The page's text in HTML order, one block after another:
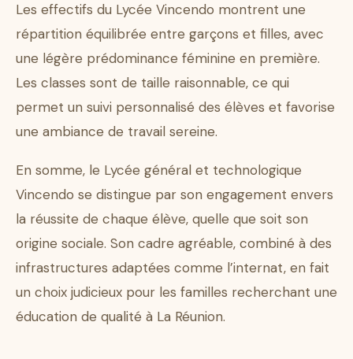
Les effectifs du Lycée Vincendo montrent une
répartition équilibrée entre garçons et filles, avec
une légère prédominance féminine en première.
Les classes sont de taille raisonnable, ce qui
permet un suivi personnalisé des élèves et favorise
une ambiance de travail sereine.
En somme, le Lycée général et technologique
Vincendo se distingue par son engagement envers
la réussite de chaque élève, quelle que soit son
origine sociale. Son cadre agréable, combiné à des
infrastructures adaptées comme l’internat, en fait
un choix judicieux pour les familles recherchant une
éducation de qualité à La Réunion.